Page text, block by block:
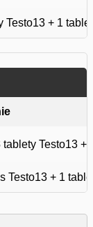
Testo13 + 1
Testo13 +
Testo13 + 1